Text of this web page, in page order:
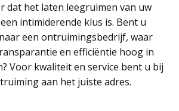
dat het laten leegruimen van uw
intimiderende klus is. Bent u
een ontruimingsbedrijf, waar
en efficiëntie hoog in
Voor kwaliteit en service bent u bij
aan het juiste adres.